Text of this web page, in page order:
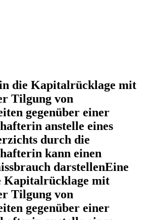
oder per E-Mail
zeiler.de
die Kapitalrücklage mit
Tilgung von
gegenüber einer
anstelle eines
durch die
kann einen
darstellenEine
Kapitalrücklage mit
Tilgung von
gegenüber einer